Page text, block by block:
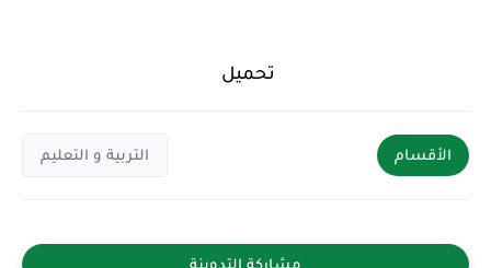
تحميل
الأقسام التربية و التعليم